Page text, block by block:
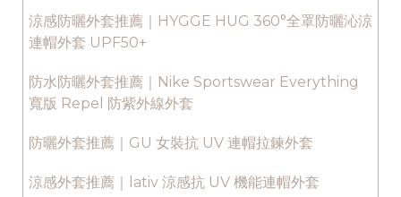
涼感防曬外套推薦｜HYGGE HUG 360°全罩防曬沁涼
連帽外套 UPF50+
防水防曬外套推薦｜Nike Sportswear Everything
寬版 Repel 防紫外線外套
防曬外套推薦｜GU 女裝抗 UV 連帽拉鍊外套
涼感外套推薦｜lativ 涼感抗 UV 機能連帽外套